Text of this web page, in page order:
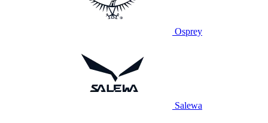
Osprey
Salewa